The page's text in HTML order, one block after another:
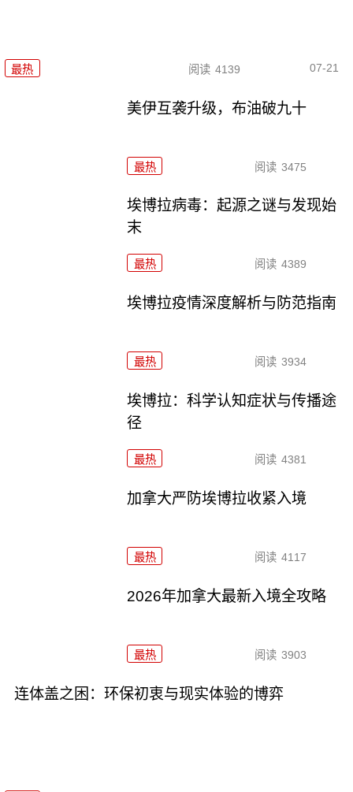
最热 阅读 4139 07-21
美伊互袭升级，布油破九十
最热 阅读 3475
埃博拉病毒：起源之谜与发现始
末
最热 阅读 4389
埃博拉疫情深度解析与防范指南
最热 阅读 3934
埃博拉：科学认知症状与传播途
径
最热 阅读 4381
加拿大严防埃博拉收紧入境
最热 阅读 4117
2026年加拿大最新入境全攻略
最热 阅读 3903
连体盖之困：环保初衷与现实体验的博弈